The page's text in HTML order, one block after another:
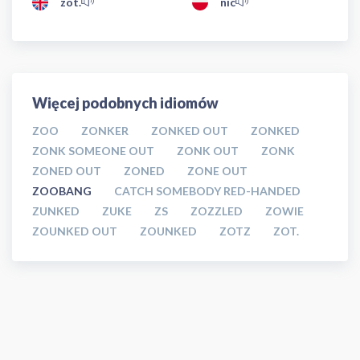
Więcej podobnych idiomów
ZOO ZONKER ZONKED OUT
ZONKED
ZONK SOMEONE OUT
ZONK OUT
ZONK
ZONED OUT
ZONED
ZONE OUT
ZOOBANG
CATCH SOMEBODY RED-HANDED
ZUNKED
ZUKE ZS ZOZZLED
ZOWIE
ZOUNKED OUT
ZOUNKED ZOTZ ZOT.